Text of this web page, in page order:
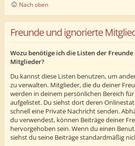
Nach oben
Freunde und ignorierte
Wozu benötige ich die Listen der
Mitglieder?
Du kannst diese Listen benutzen, um
zu verwalten. Mitglieder, die du deiner
werden in deinem persönlichen Bereich
aufgelistet. Du siehst dort deren
schnell eine Private Nachricht senden.
du verwendest, können Beiträge deiner
hervorgehoben sein. Wenn du einen
siehst du seine Beiträge standardmäßig